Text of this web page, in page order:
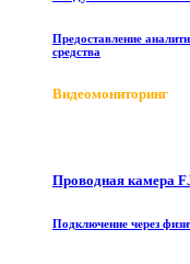
Предоставление
средства
Видеомониторинг
Проводная камера
Подключение через